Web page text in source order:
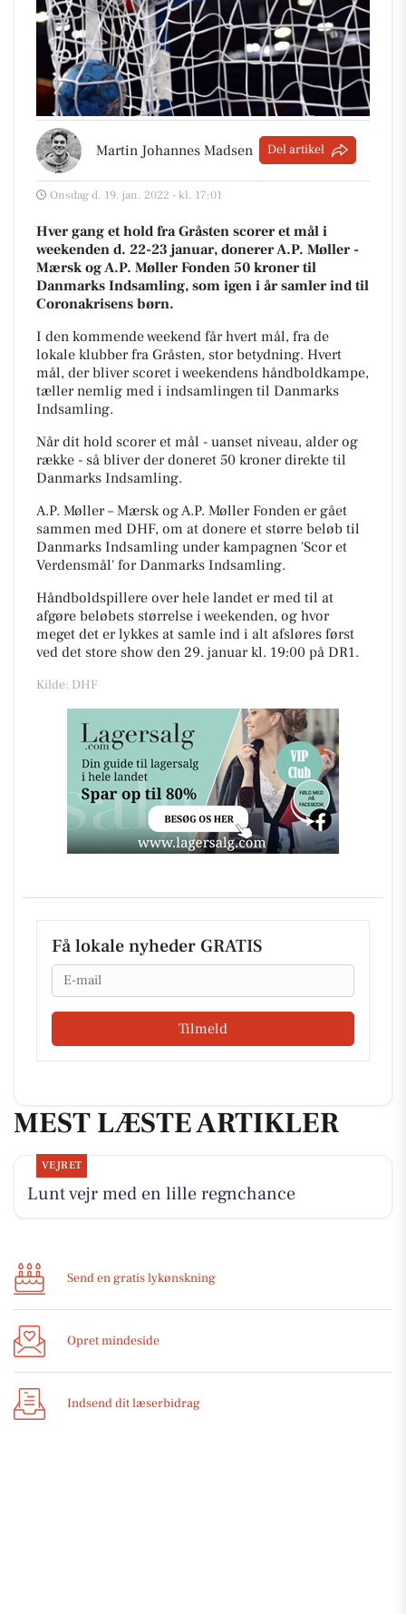
Martin Johannes Madsen Del artikel
Onsdag d. 19. jan. 2022 - kl. 17:01
Hver gang et hold fra Gråsten scorer et mål i
weekenden d. 22-23 januar, donerer A.P. Møller -
Mærsk og A.P. Møller Fonden 50 kroner til
Danmarks Indsamling, som igen i år samler ind til
Coronakrisens børn.
I den kommende weekend får hvert mål, fra de
lokale klubber fra Gråsten, stor betydning. Hvert
mål, der bliver scoret i weekendens håndboldkampe,
tæller nemlig med i indsamlingen til Danmarks
Indsamling.
Når dit hold scorer et mål - uanset niveau, alder og
række - så bliver der doneret 50 kroner direkte til
Danmarks Indsamling.
A.P. Møller – Mærsk og A.P. Møller Fonden er gået
sammen med DHF, om at donere et større beløb til
Danmarks Indsamling under kampagnen 'Scor et
Verdensmål' for Danmarks Indsamling.
Håndboldspillere over hele landet er med til at
afgøre beløbets størrelse i weekenden, og hvor
meget det er lykkes at samle ind i alt afsløres først
ved det store show den 29. januar kl. 19:00 på DR1.
Kilde: DHF
Få lokale nyheder GRATIS
Email
Tilmeld
MEST LÆSTE ARTIKLER
VEJRET
Lunt vejr med en lille regnchance
Send en gratis lykønskning
Opret mindeside
Indsend dit læserbidrag